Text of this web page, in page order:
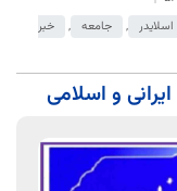
اسلایدر , جامعه ,
خبر
و اسلامی